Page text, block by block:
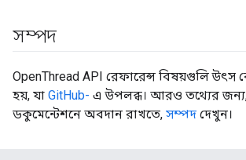
সম্পদ
OpenThread API রেফারেন্স বিষয়গুলি
হয়, যা GitHub- এ উপলব্ধ। আরও তথ্যের
ডকুমেন্টেশনে অবদান রাখতে, সম্পদ দেখুন।